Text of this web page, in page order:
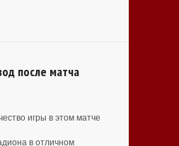
после матча
игры в этом матче
в отличном